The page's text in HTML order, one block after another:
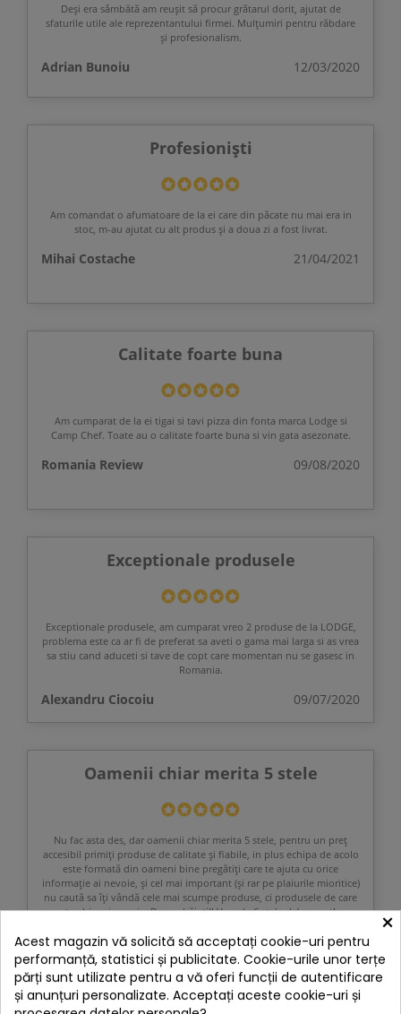
Deși era sâmbătă am reușit să procur grătarul dorit, ajutat de
sfaturile utile ale reprezentantului firmei. Mulțumiri pentru răbdare
și profesionalism.
Adrian Bunoiu 12/03/2020
Profesioniști
Am comandat o afumatoare de la ei care din păcate nu mai era in
stoc, m-au ajutat cu alt produs și a doua zi a fost livrat.
Mihai Costache 21/04/2021
Calitate foarte buna
Am cumparat de la ei tigai si tavi pizza din fonta marca Lodge si
Camp Chef. Toate au o calitate foarte buna si vin gata asezonate.
Romania Review 09/08/2020
Exceptionale produsele
Exceptionale produsele, am cumparat vreo 2 produse de la LODGE,
problema este ca ar fi de preferat sa aveti o gama mai larga si as vrea
sa stiu cand aduceti si tave de copt care momentan nu se gasesc in
Romania.
Alexandru Ciocoiu 09/07/2020
Oamenii chiar merita 5 stele
Nu fac asta des, dar oamenii chiar merita 5 stele, pentru un preț
accesibil primiți produse de calitate și fiabile, in plus echipa de acolo
este formată din oameni bine pregătiți care te ajuta cu orice
informație ai nevoie, și cel mai important (și rar pe plaiurile mioritice)
nu caută sa îți vândă cele mai scumpe produse, ci produsele de care
tu chiar ai nevoie. Bravo, băieți!! V-as da 6 stele da’ nu pot!
Dan Rebenciuc 03/08/2019
×
Acest magazin vă solicită să acceptați cookie-uri pentru
performanță, statistici și publicitate. Cookie-urile unor terțe
părți sunt utilizate pentru a vă oferi funcții de autentificare
și anunțuri personalizate. Acceptați aceste cookie-uri și